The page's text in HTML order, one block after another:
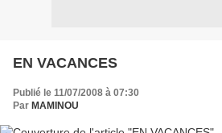
EN VACANCES
Publié le 11/07/2008 à 07:30
Par MAMINOU